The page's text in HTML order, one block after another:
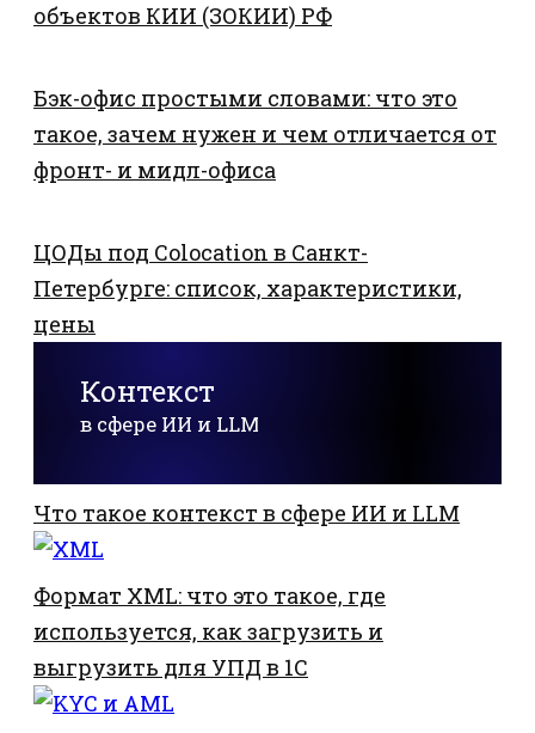
объектов КИИ (ЗОКИИ) РФ
Бэк-офис простыми словами: что это
такое, зачем нужен и чем отличается от
фронт- и мидл-офиса
ЦОДы под Colocation в Санкт-
Петербурге: список, характеристики,
цены
Контекст
в сфере ИИ и LLM
Что такое контекст в сфере ИИ и LLM
Формат XML: что это такое, где
используется, как загрузить и
выгрузить для УПД в 1С